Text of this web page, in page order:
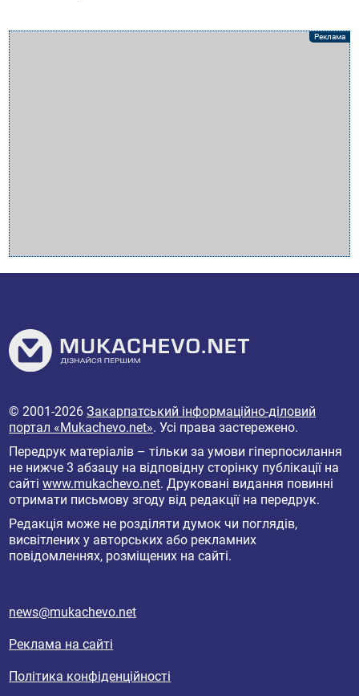
© 2001-2026Закарпатський інформаційно-діловий
портал «Mukachevo.net». Усі права застережено.
Передрук матеріалів – тільки за умови гіперпосилання
не нижче 3 абзацу на відповідну сторінку публікації на
сайтіwww.mukachevo.net. Друковані видання повинні
отримати письмову згоду від редакції на передрук.
Редакція може не розділяти думок чи поглядів,
висвітлених у авторських або рекламних
повідомленнях, розміщених на сайті.
news@mukachevo.net
Реклама на сайті
Політика конфіденційності